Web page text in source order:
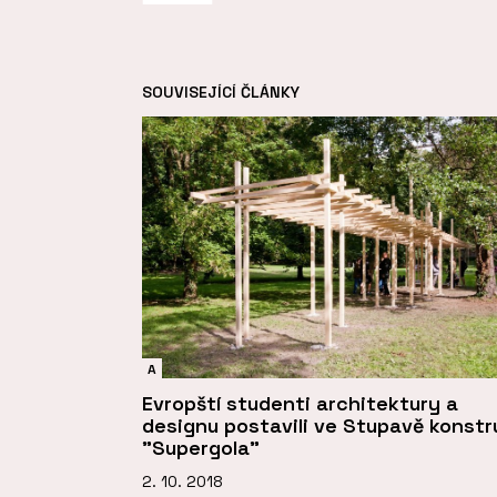
SOUVISEJÍCÍ ČLÁNKY
A
Evropští studenti architektury a
designu postavili ve Stupavě
"Supergola"
2. 10. 2018